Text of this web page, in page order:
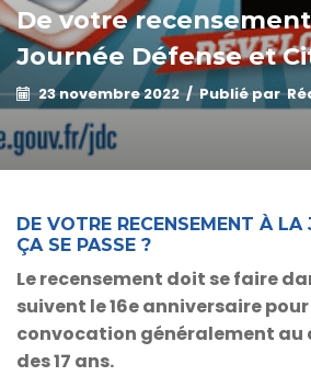
De votre
Journée Défense et
23 novembre 2022 / Publié par
DE VOTRE RECENSEMENT À
ÇA SE PASSE ?
Le recensement doit se faire
suivent le 16e anniversaire
convocation généralement au
des 17 ans.